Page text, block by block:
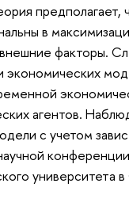
в
факторы.
экономических
агентов.
с учетом
университета